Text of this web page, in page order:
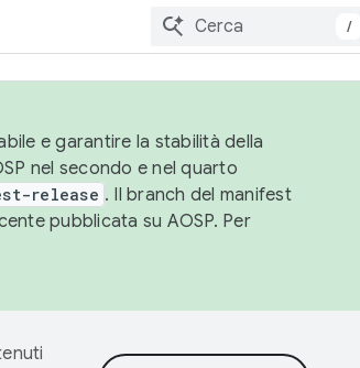
/
e garantire la stabilità della
nel secondo e nel quarto
release . Il branch del manifest
pubblicata su AOSP. Per